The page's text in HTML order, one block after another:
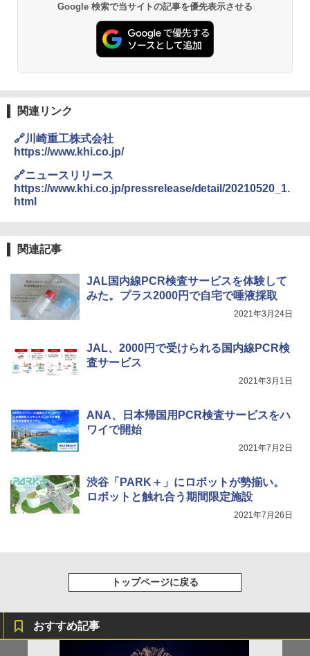
PYKES PEAK (パイクスピーク) 着替えテン
ト プライバシー テント 【中が透けない】 1
人用 折りたたみ 防災グッズ 災害用トイレ ビ
ーチ ピクニック ポップアップテント 携帯 簡
ENDLESS BASE 《めざましテレビで紹介》
テント ワンタッチ RENEW 幅200 2-3人用 43
500002(88859)
￥5,999
￥9,990
広げるだけ パッとサッとテント キューブワ
イド ブラックコーティング フルクローズ メ
ッシュ 4人用 簡単設置 ポップアップテント P
GRANDOOR ステンレス保冷剤 2個セット 2
026リニューアル 急速冷凍 空間倍増 衛生的
コンパクト 保冷力長持ち
￥2,980
秒）射程5～10m 安全ロック搭載 携帯収納袋
付き ヒグマ・イノシシ対策 自治体・教育機
関の購入実績 登山・キャンプ・アウトドア・
送
￥14,800
通気窓付き】収納袋付き UVカット 防水 防災
コンパクト iimono117 (ブルー)
Google 検索で当サイトの記事を優先表示させる
関連リンク
🔗川崎重工株式会社
https://www.khi.co.jp/
🔗ニュースリリース
https://www.khi.co.jp/pressrelease/detail/20210520_1.
html
関連記事
JAL国内線PCR検査サービスを体験して
みた。プラス2000円で自宅で唾液採取
2021年3月24日
JAL、2000円で受けられる国内線PCR検
査サービス
2021年3月1日
ANA、日本帰国用PCR検査サービスをハ
ワイで開始
2021年7月2日
渋谷「PARK＋」にロボットが勢揃い。
ロボットと触れ合う期間限定施設
2021年7月26日
トップページに戻る
おすすめ記事